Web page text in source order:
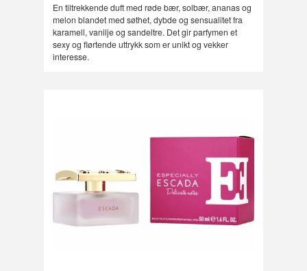
En tiltrekkende duft med røde bær, solbær, ananas og
melon blandet med søthet, dybde og sensualitet fra
karamell, vanilje og sandeltre. Det gir parfymen et
sexy og flørtende uttrykk som er unikt og vekker
interesse.